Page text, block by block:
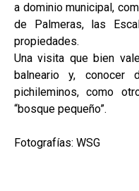
a dominio municipal,
de Palmeras, las
propiedades.
Una visita que bien
balneario y, conocer
pichileminos, como
“bosque pequeño”.
Fotografías: WSG